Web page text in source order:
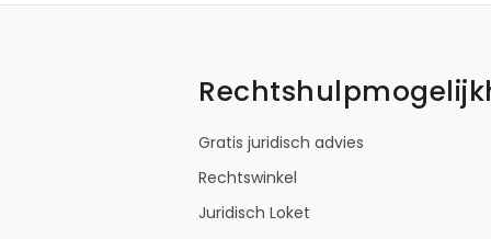
Gratis juridisch advies
Rechtswinkel
Juridisch Loket